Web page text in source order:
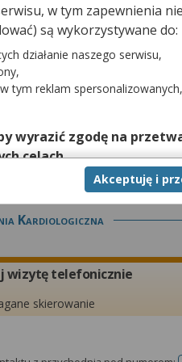
wizytę telefonicznie
skierowanie
z przychodnią pod numerem:
Kardiologiczna
wizytę telefonicznie
skierowanie
w tym zapewnienia
są wykorzystywane do:
działanie naszego serwisu,
tym reklam spersonalizowanych,
wyrazić zgodę na
celach.
zgodę możesz w
danych tylko w niektórych
szczegółową, to
zewnętrznych w naszym
Akceptuję i